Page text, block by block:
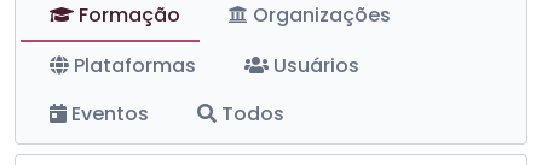
Formação
Organizações
Plataformas
Usuários
Eventos
Todos